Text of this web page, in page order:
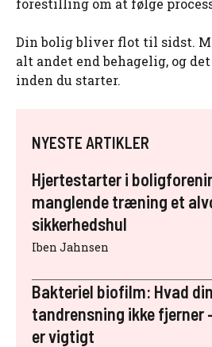
forestilling om at følge
Din bolig bliver flot til sidst.
alt andet end behagelig, og
inden du starter.
NYESTE ARTIKLER
Hjertestarter i
manglende træning et
sikkerhedshul
Iben Jahnsen
Bakteriel biofilm: Hvad
tandrensning ikke fjerner
er vigtigt